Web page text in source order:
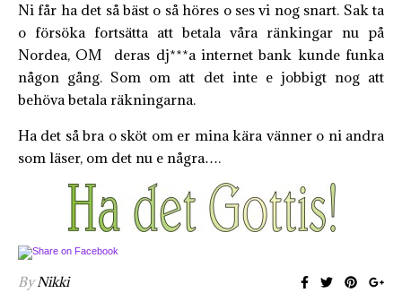
Ni får ha det så bäst o så höres o ses vi nog snart. Sak ta
o försöka fortsätta att betala våra ränkingar nu på
Nordea, OM deras dj***a internet bank kunde funka
någon gång. Som om att det inte e jobbigt nog att
behöva betala räkningarna.
Ha det så bra o sköt om er mina kära vänner o ni andra
som läser, om det nu e några….
ByNikki